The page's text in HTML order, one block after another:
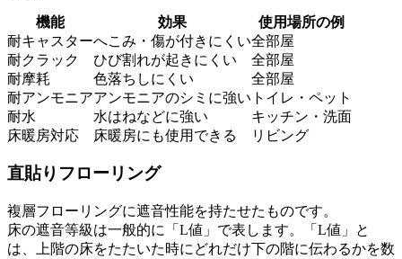
機能 効果
使用場所の例
耐キャスターへこみ・傷が付きにくい全部屋
耐クラック
ひび割れが起きにくい
全部屋
耐摩耗
色落ちしにくい
全部屋
耐アンモニアアンモニアのシミに強い トイレ・ペット
耐水
水はねなどに強い
キッチン・洗面
床暖房対応
床暖房にも使用できる リビング
直貼りフローリング
複層フローリングに遮音性能を持たせたものです。
床の遮音等級は一般的に「L値」で表します。「L値」と
は、上階の床をたたいた時にどれだけ下の階に伝わるかを数